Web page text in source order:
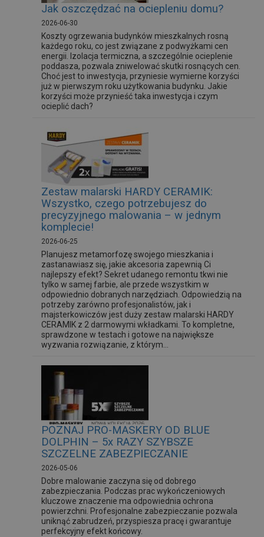
Jak oszczędzać na ociepleniu domu?
2026-06-30
Koszty ogrzewania budynków mieszkalnych rosną
każdego roku, co jest związane z podwyżkami cen
energii. Izolacja termiczna, a szczególnie ocieplenie
poddasza, pozwala zniwelować skutki rosnących cen.
Choć jest to inwestycja, przyniesie wymierne korzyści
już w pierwszym roku użytkowania budynku. Jakie
korzyści może przynieść taka inwestycja i czym
ocieplić dach?
Zestaw malarski HARDY CERAMIK:
Wszystko, czego potrzebujesz do
precyzyjnego malowania – w jednym
komplecie!
2026-06-25
Planujesz metamorfozę swojego mieszkania i
zastanawiasz się, jakie akcesoria zapewnią Ci
najlepszy efekt? Sekret udanego remontu tkwi nie
tylko w samej farbie, ale przede wszystkim w
odpowiednio dobranych narzędziach. Odpowiedzią na
potrzeby zarówno profesjonalistów, jak i
majsterkowiczów jest duży zestaw malarski HARDY
CERAMIK z 2 darmowymi wkładkami. To kompletne,
sprawdzone w testach i gotowe na największe
wyzwania rozwiązanie, z którym...
POZNAJ PRO-MASKERY OD BLUE
DOLPHIN – 5x RAZY SZYBSZE
SZCZELNE ZABEZPIECZANIE
2026-05-06
Dobre malowanie zaczyna się od dobrego
zabezpieczania. Podczas prac wykończeniowych
kluczowe znaczenie ma odpowiednia ochrona
powierzchni. Profesjonalne zabezpieczanie pozwala
uniknąć zabrudzeń, przyspiesza pracę i gwarantuje
perfekcyjny efekt końcowy.